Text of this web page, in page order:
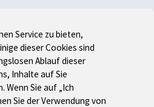
Service zu bieten,
dieser Cookies sind
Ablauf dieser
Inhalte auf Sie
Wenn Sie auf „Ich
Sie der Verwendung von